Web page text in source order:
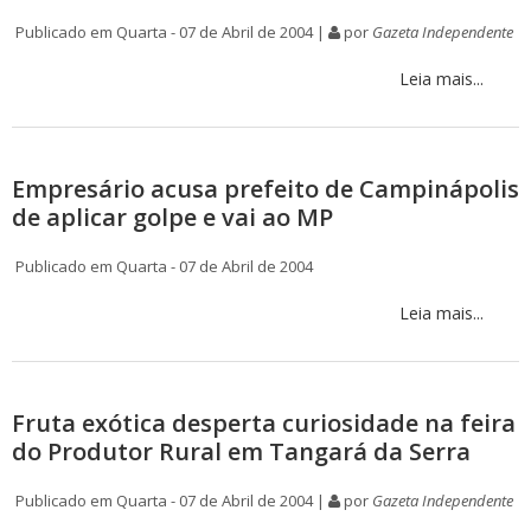
Publicado em Quarta - 07 de Abril de 2004 | por Gazeta Independente
Leia mais...
Empresário acusa prefeito de Campinápolis
de aplicar golpe e vai ao MP
Publicado em Quarta - 07 de Abril de 2004
Leia mais...
Fruta exótica desperta curiosidade na feira
do Produtor Rural em Tangará da Serra
Publicado em Quarta - 07 de Abril de 2004 | por Gazeta Independente